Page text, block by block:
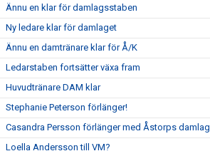
Ännu en klar för damlagsstaben
Ny ledare klar för damlaget
Ännu en damtränare klar för Å/K
Ledarstaben fortsätter växa fram
Huvudtränare DAM klar
Stephanie Peterson förlänger!
Casandra Persson förlänger med Åstorps damlag
Loella Andersson till VM?